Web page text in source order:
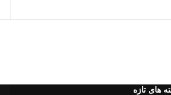
هدیه
ما مطمین باشید که طبیعت اسیب نمیبیند
های تازه